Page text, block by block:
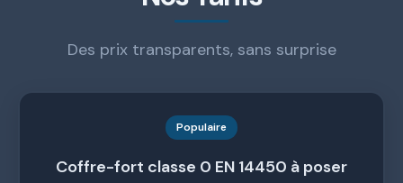
Des prix transparents, sans surprise
Populaire
Coffre-fort classe 0 EN 14450 à poser